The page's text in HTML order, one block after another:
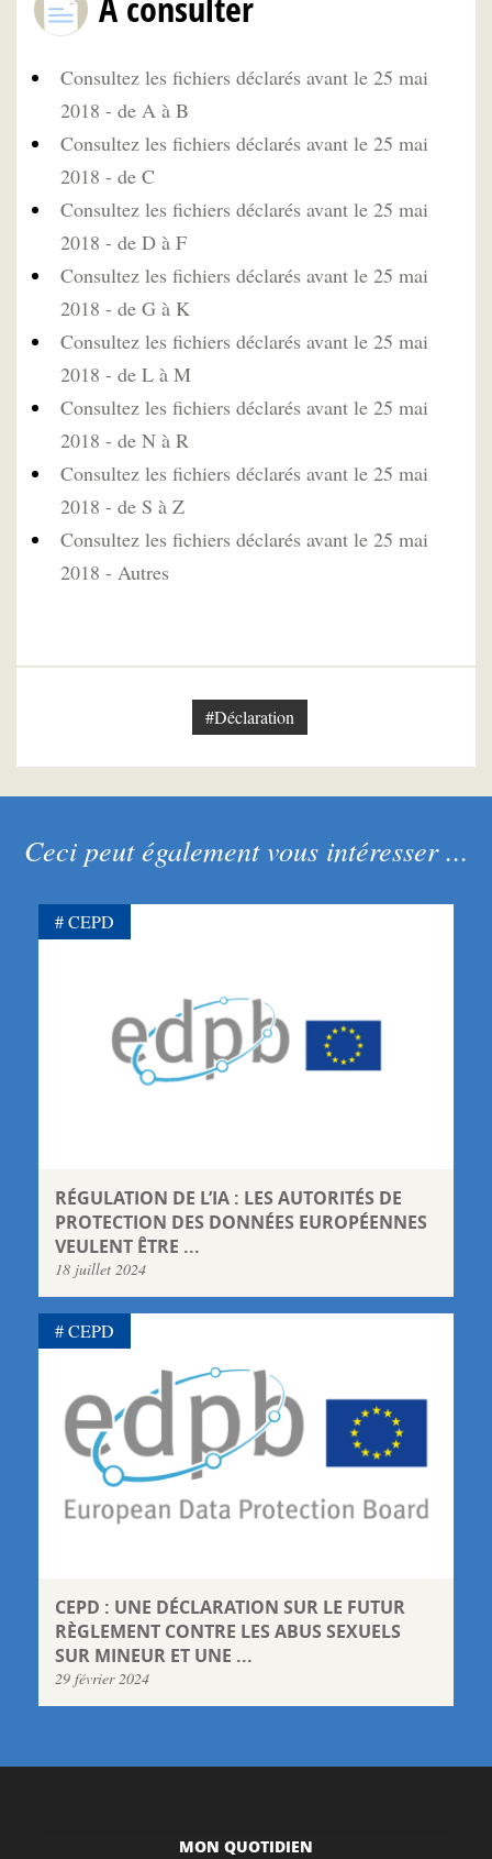
Consultez les fichiers déclarés avant le 25 mai
2018 - de A à B
Consultez les fichiers déclarés avant le 25 mai
2018 - de C
Consultez les fichiers déclarés avant le 25 mai
2018 - de D à F
Consultez les fichiers déclarés avant le 25 mai
2018 - de G à K
Consultez les fichiers déclarés avant le 25 mai
2018 - de L à M
Consultez les fichiers déclarés avant le 25 mai
2018 - de N à R
Consultez les fichiers déclarés avant le 25 mai
2018 - de S à Z
Consultez les fichiers déclarés avant le 25 mai
2018 - Autres
#Déclaration
Ceci peut également vous intéresser ...
RÉGULATION DE L’IA : LES AUTORITÉS DE
PROTECTION DES DONNÉES EUROPÉENNES
VEULENT ÊTRE ...
18 juillet 2024
CEPD
CEPD : UNE DÉCLARATION SUR LE FUTUR
RÈGLEMENT CONTRE LES ABUS SEXUELS
SUR MINEUR ET UNE ...
29 février 2024
CEPD
MON QUOTIDIEN